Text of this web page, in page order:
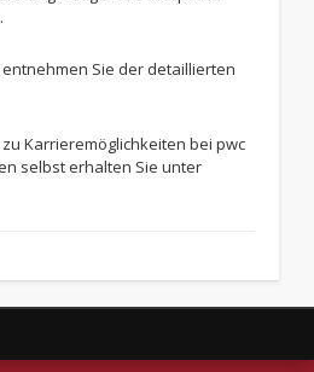
Sie der detaillierten
Karrieremöglichkeiten bei pwc
selbst erhalten Sie unter